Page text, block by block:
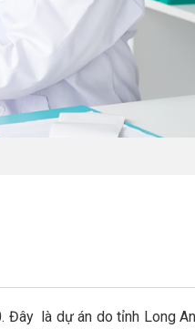
Đây là dự án do tỉnh Long An